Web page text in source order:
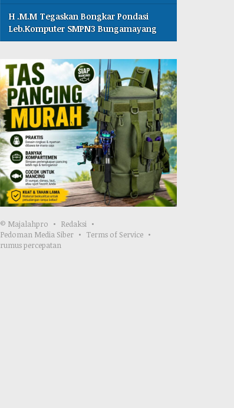
H .M.M Tegaskan Bongkar Pondasi
Leb.Komputer SMPN3 Bungamayang
© Majalahpro
Redaksi
Pedoman Media Siber
Terms of Service
rumus percepatan